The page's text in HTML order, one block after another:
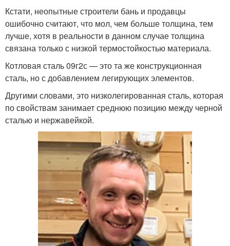
Кстати, неопытные строители бань и продавцы
ошибочно считают, что мол, чем больше толщина, тем
лучше, хотя в реальности в данном случае толщина
связана только с низкой термостойкостью материала.
Котловая сталь 09г2с — это та же конструкционная
сталь, но с добавлением легирующих элементов.
Другими словами, это низколегированная сталь, которая
по свойствам занимает среднюю позицию между черной
сталью и нержавейкой.